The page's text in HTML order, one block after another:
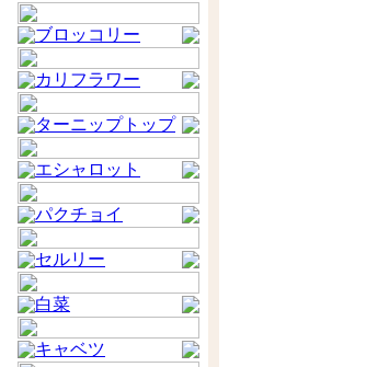
ブロッコリー
カリフラワー
ターニップトップ
エシャロット
パクチョイ
セルリー
白菜
キャベツ